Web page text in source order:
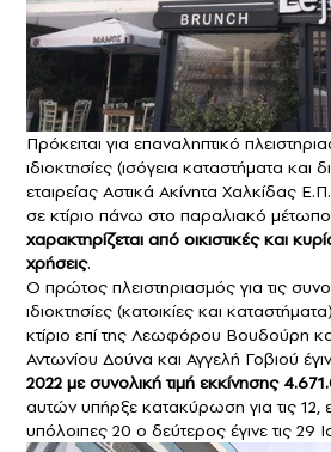
Πρόκειται για επαναληπτικό
ιδιοκτησίες (ισόγεια καταστήματα και
εταιρείας Αστικά Ακίνητα Χαλκίδας
σε κτίριο πάνω στο παραλιακό
χαρακτηρίζεται από οικιστικές και
χρήσεις.
Ο πρώτος πλειστηριασμός για τις
ιδιοκτησίες (κατοικίες και
κτίριο επί της Λεωφόρου Βουδούρη
Αντωνίου Δούνα και Αγγελή Γοβιού
2022 με συνολική τιμή εκκίνησης
αυτών υπήρξε κατακύρωση για τις 12,
υπόλοιπες 20 ο δεύτερος έγινε τις 29